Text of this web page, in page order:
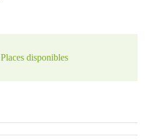
Places disponibles